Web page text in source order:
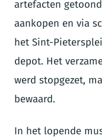
artefacten
aankopen en via
het Sint-
depot. Het
werd stopgezet,
bewaard.
In het lopende